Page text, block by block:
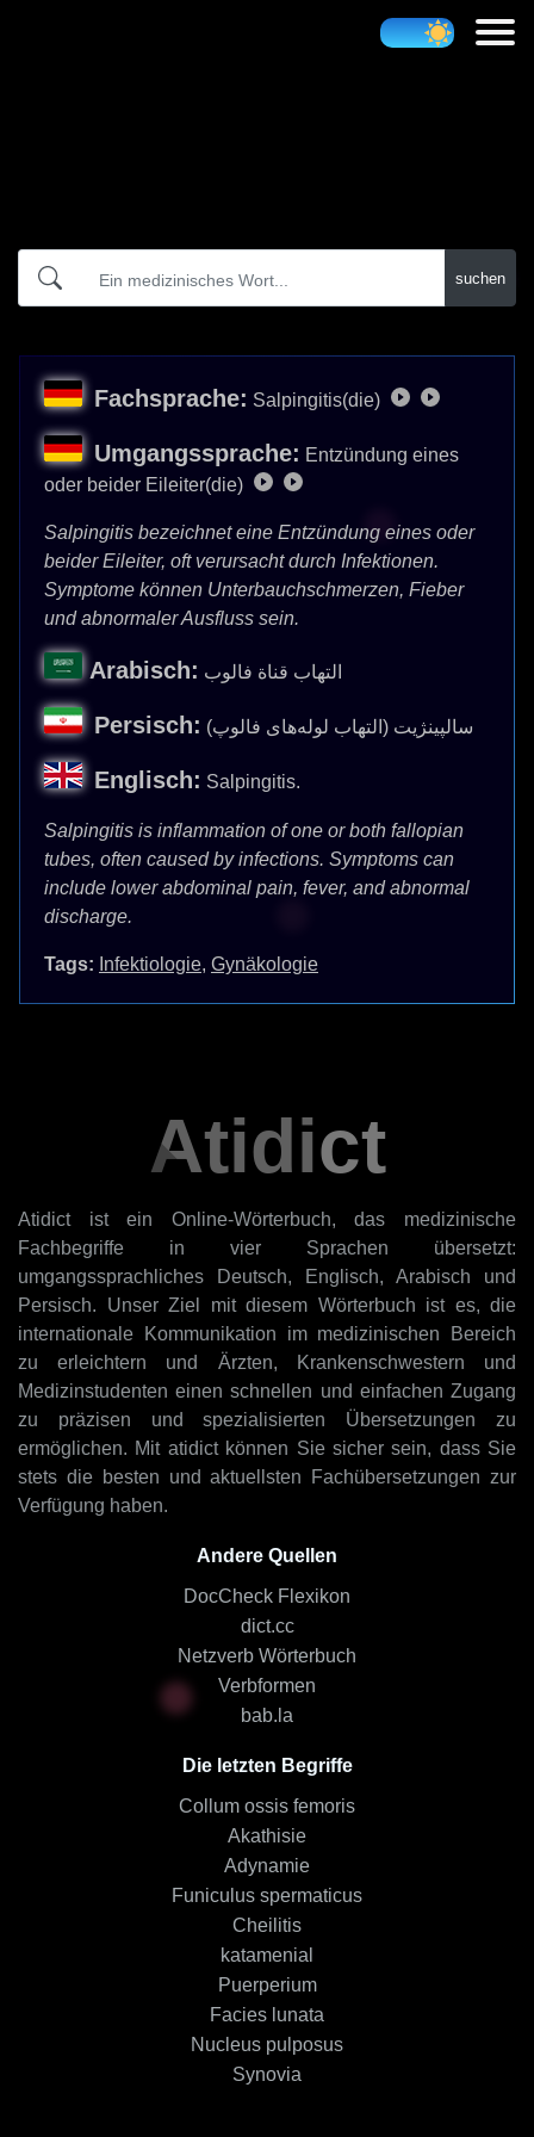
suchen
Fachsprache: Salpingitis(die)
Umgangssprache: Entzündung eines
oder beider Eileiter(die)
Salpingitis bezeichnet eine Entzündung eines oder
beider Eileiter, oft verursacht durch Infektionen.
Symptome können Unterbauchschmerzen, Fieber
und abnormaler Ausfluss sein.
Arabisch: التهاب قناة فالوب
Persisch: سالپینژیت (التهاب لوله‌های فالوپ)
Englisch: Salpingitis.
Salpingitis is inflammation of one or both fallopian
tubes, often caused by infections. Symptoms can
include lower abdominal pain, fever, and abnormal
discharge.
Tags: Infektiologie, Gynäkologie
Atidict
Atidict ist ein Online-Wörterbuch, das medizinische
Fachbegriffe in vier Sprachen übersetzt:
umgangssprachliches Deutsch, Englisch, Arabisch und
Persisch. Unser Ziel mit diesem Wörterbuch ist es, die
internationale Kommunikation im medizinischen Bereich
zu erleichtern und Ärzten, Krankenschwestern und
Medizinstudenten einen schnellen und einfachen Zugang
zu präzisen und spezialisierten Übersetzungen zu
ermöglichen. Mit atidict können Sie sicher sein, dass Sie
stets die besten und aktuellsten Fachübersetzungen zur
Verfügung haben.
Andere Quellen
DocCheck Flexikon
dict.cc
Netzverb Wörterbuch
Verbformen
bab.la
Die letzten Begriffe
Collum ossis femoris
Akathisie
Adynamie
Funiculus spermaticus
Cheilitis
katamenial
Puerperium
Facies lunata
Nucleus pulposus
Synovia